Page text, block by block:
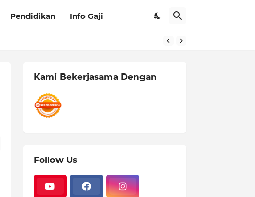
Pendidikan Info Gaji
Kami Bekerjasama Dengan
Follow Us